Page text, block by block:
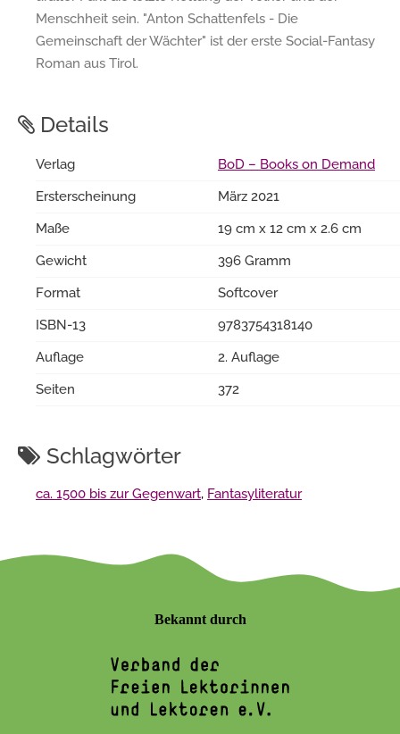
Menschheit sein. "Anton Schattenfels - Die
Gemeinschaft der Wächter" ist der erste Social-Fantasy
Roman aus Tirol.
Details
Verlag
BoD – Books on Demand
Ersterscheinung
März 2021
Maße
19 cm x 12 cm x 2.6 cm
Gewicht
396 Gramm
Format
Softcover
ISBN-13
9783754318140
Auflage
2. Auflage
Seiten
372
Schlagwörter
ca. 1500 bis zur Gegenwart, Fantasyliteratur
Bekannt durch